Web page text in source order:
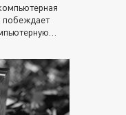
побеждает